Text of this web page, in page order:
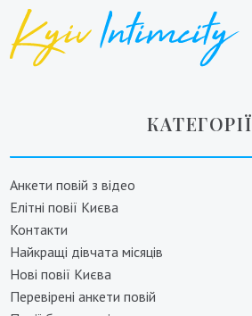
КАТЕГОРІЇ
Анкети повій з відео
Елітні повії Києва
Контакти
Найкращі дівчата місяців
Нові повії Києва
Перевірені анкети повій